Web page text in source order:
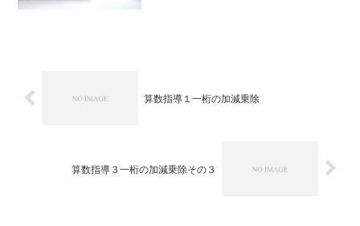
算数指導１一桁の加減乗除
算数指導３一桁の加減乗除その３